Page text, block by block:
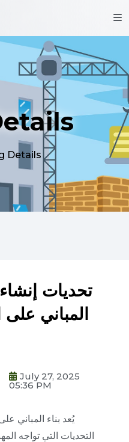
Details
المباني على
July 27, 2025
05:36 PM
يُعد بناء المباني
التحديات التي تواجه